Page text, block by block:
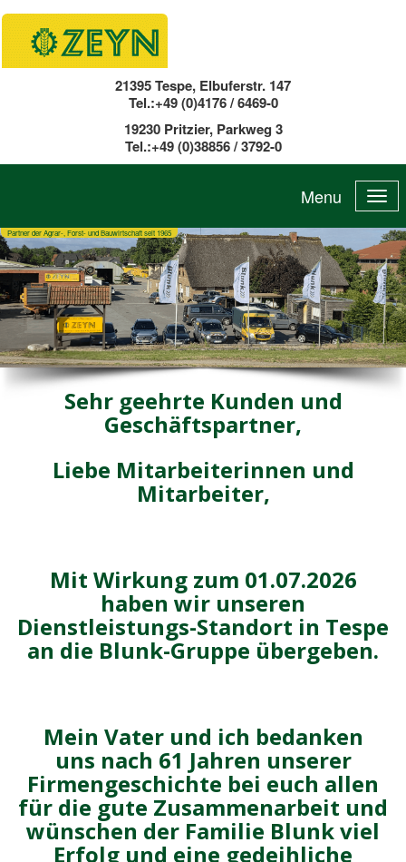
21395 Tespe, Elbuferstr. 147
Tel.:+49 (0)4176 / 6469-0
19230 Pritzier, Parkweg 3
Tel.:+49 (0)38856 / 3792-0
Menu
Partner der Agrar-, Forst- und Bauwirtschaft seit 1965
Sehr geehrte Kunden und
Geschäftspartner,
Liebe Mitarbeiterinnen und
Mitarbeiter,
Mit Wirkung zum 01.07.2026
haben wir unseren
Dienstleistungs-Standort in Tespe
an die Blunk-Gruppe übergeben.
Mein Vater und ich bedanken
uns nach 61 Jahren unserer
Firmengeschichte bei euch allen
für die gute Zusammenarbeit und
wünschen der Familie Blunk viel
Erfolg und eine gedeihliche